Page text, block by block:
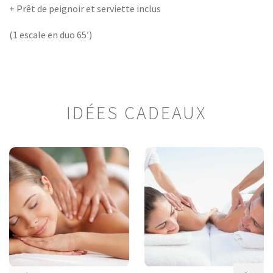
+ Prêt de peignoir et serviette inclus
(1 escale en duo 65′)
IDÉES CADEAUX